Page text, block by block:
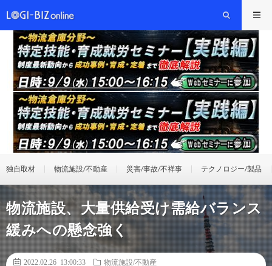
独自取材 物流施設/不動産 災害/事故/不祥事 テクノロジー/製品
物流施設、大量供給受け需給バランス
緩みへの懸念強く
2022.02.26 13:00:33
物流施設/不動産